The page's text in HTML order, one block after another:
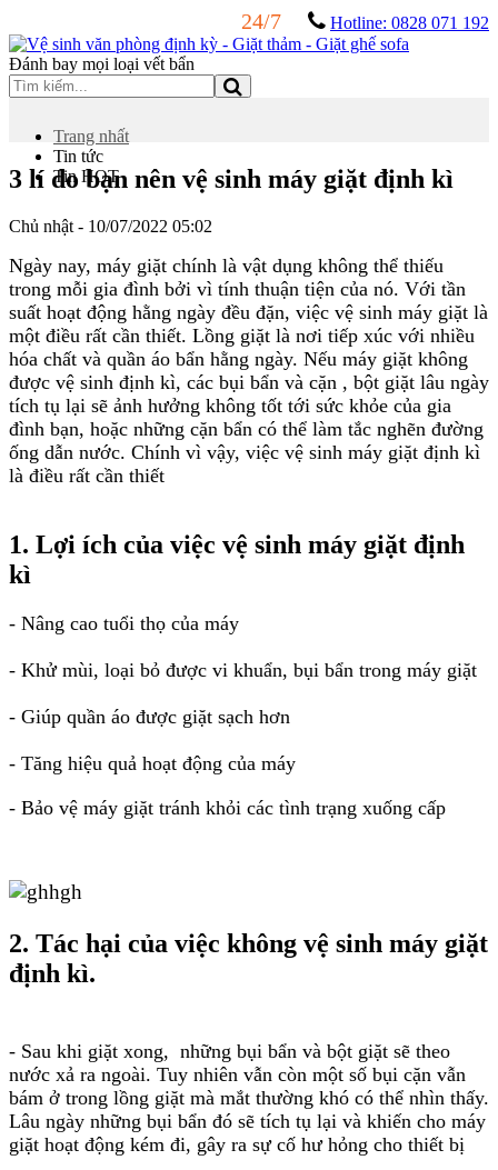
24/7 Hotline: 0828 071 192
Đánh bay mọi loại vết bẩn
Trang nhất
Tin tức
Tin HOT
3 lí do bạn nên vệ sinh máy giặt định kì
Chủ nhật - 10/07/2022 05:02
Ngày nay, máy giặt chính là vật dụng không thể thiếu
trong mỗi gia đình bởi vì tính thuận tiện của nó. Với tần
suất hoạt động hằng ngày đều đặn, việc vệ sinh máy giặt là
một điều rất cần thiết. Lồng giặt là nơi tiếp xúc với nhiều
hóa chất và quần áo bẩn hằng ngày. Nếu máy giặt không
được vệ sinh định kì, các bụi bẩn và cặn , bột giặt lâu ngày
tích tụ lại sẽ ảnh hưởng không tốt tới sức khỏe của gia
đình bạn, hoặc những cặn bẩn có thể làm tắc nghẽn đường
ống dẫn nước. Chính vì vậy, việc vệ sinh máy giặt định kì
là điều rất cần thiết
1. Lợi ích của việc vệ sinh máy giặt định
kì
- Nâng cao tuổi thọ của máy
- Khử mùi, loại bỏ được vi khuẩn, bụi bẩn trong máy giặt
- Giúp quần áo được giặt sạch hơn
- Tăng hiệu quả hoạt động của máy
- Bảo vệ máy giặt tránh khỏi các tình trạng xuống cấp
2. Tác hại của việc không vệ sinh máy giặt
định kì.
- Sau khi giặt xong, những bụi bẩn và bột giặt sẽ theo
nước xả ra ngoài. Tuy nhiên vẫn còn một số bụi cặn vẫn
bám ở trong lồng giặt mà mắt thường khó có thể nhìn thấy.
Lâu ngày những bụi bẩn đó sẽ tích tụ lại và khiến cho máy
giặt hoạt động kém đi, gây ra sự cố hư hỏng cho thiết bị